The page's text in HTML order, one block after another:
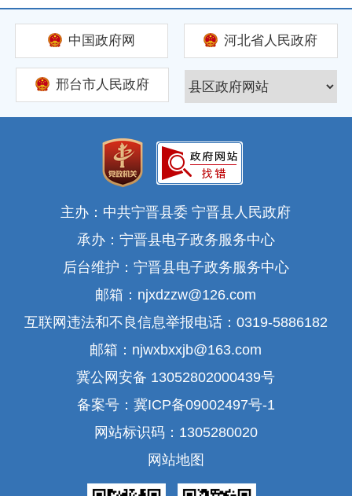
中国政府网 河北省人民政府
邢台市人民政府
主办：中共宁晋县委 宁晋县人民政府
承办：宁晋县电子政务服务中心
后台维护：宁晋县电子政务服务中心
邮箱：njxdzzw@126.com
互联网违法和不良信息举报电话：0319-5886182
邮箱：njwxbxxjb@163.com
冀公网安备 13052802000439号
备案号：冀ICP备09002497号-1
网站标识码：1305280020
网站地图